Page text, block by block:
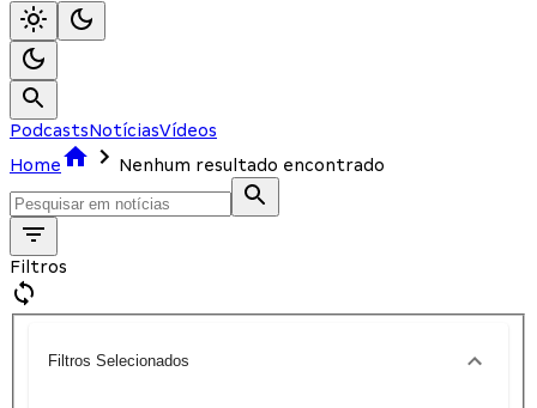
PodcastsNotíciasVídeos
Home
Nenhum resultado encontrado
Filtros
Filtros Selecionados